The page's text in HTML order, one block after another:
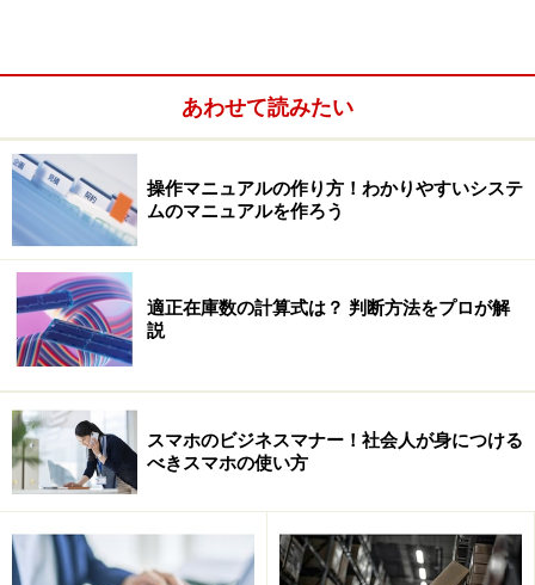
て本人確認は不要です。
少しやっかいなのがパートやアルバイト。従業員のよう
に長年、働いている人はよく知っているので顔パスでよ
いでしょうが、１ケ月前に入ったばかりといった場合は
身元確認書（運転免許証のコピーなど）を集めておいた
方が無難です。1ケ月前に辞めたアルバイトのマイナン
バーも収集対象になります。
また従業員に販売士3級の資格を取らせたいから社内研
修のために外部講師を招いたような場合、外部講師に支
払った額を支払調書に記載して税務署に出さないといけ
ませんので外部講師のマイナンバーと身元確認書が必要
となります。
あわせて読みたい
操作マニュアルの作り方！わかりやすいシステ
ムのマニュアルを作ろう
適正在庫数の計算式は？ 判断方法をプロが解
説
スマホのビジネスマナー！社会人が身につける
べきスマホの使い方